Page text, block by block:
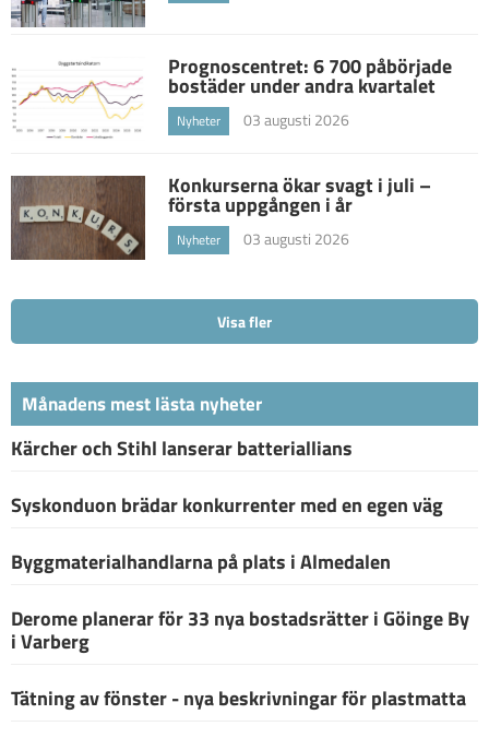
Prognoscentret: 6 700 påbörjade
bostäder under andra kvartalet
Nyheter 03 augusti 2026
Konkurserna ökar svagt i juli –
första uppgången i år
Nyheter 03 augusti 2026
Visa fler
Månadens mest lästa nyheter
Kärcher och Stihl lanserar batteriallians
Syskonduon brädar konkurrenter med en egen väg
Byggmaterialhandlarna på plats i Almedalen
Derome planerar för 33 nya bostadsrätter i Göinge By
i Varberg
Tätning av fönster - nya beskrivningar för plastmatta